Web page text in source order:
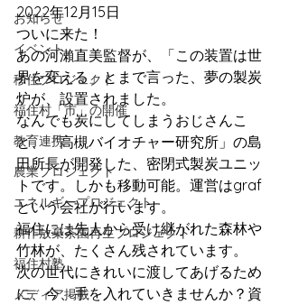
お知らせ
イベント
移住プロジェクト
福住村「市」の開催
教育連携
農業プロジェクト
エネルギープロジェクト
耕作放棄茶園再生プロジェクト
福住村塾
メディア掲載
2022年12月15日
ついに来た！
あの河瀨直美監督が、「この装置は世
界を変える」とまで言った、夢の製炭
炉が、設置されました。
なんでも炭にしてしまうおじさんこ
と、「高槻バイオチャー研究所」の島
田所長が開発した、密閉式製炭ユニッ
トです。しかも移動可能。運営はgraf
という会社が行います。
福住には先人から受け継がれた森林や
竹林が、たくさん残されています。
次の世代にきれいに渡してあげるため
に、今、手を入れていきませんか？資